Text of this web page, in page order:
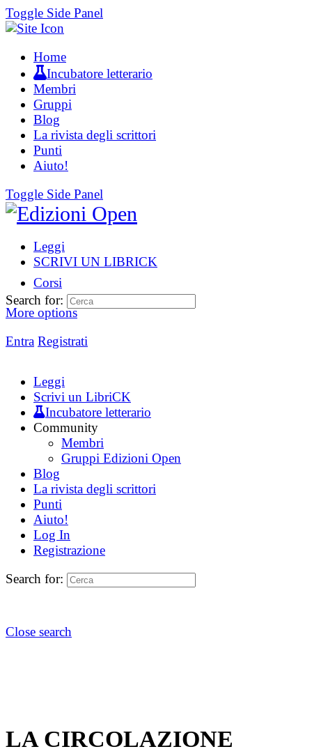
Toggle Side Panel
Home
Incubatore letterario
Membri
Gruppi
Blog
La rivista degli scrittori
Punti
Aiuto!
Toggle Side Panel
Leggi
SCRIVI UN LIBRICK
Corsi
More options
Entra Registrati
Search for:
Leggi
Scrivi un LibriCK
Incubatore letterario
Community
Membri
Gruppi Edizioni Open
Blog
La rivista degli scrittori
Punti
Aiuto!
Log In
Registrazione
Search for:
Close search
LA CIRCOLAZIONE